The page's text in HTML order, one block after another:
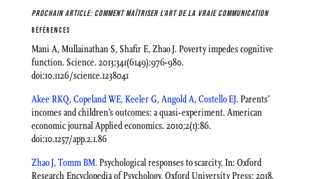
PROCHAIN ARTICLE: COMMENT MAÎTRISER L’ART DE LA VRAIE COMMUNICATION
RÉFÉRENCES
Mani A, Mullainathan S, Shafir E, Zhao J. Poverty impedes cognitive
function. Science. 2013;341(6149):976-980.
doi:10.1126/science.1238041
Akee RKQ, Copeland WE, Keeler G, Angold A, Costello EJ.Parents’
incomes and children’s outcomes: a quasi-experiment. American
economic journal Applied economics. 2010;2(1):86.
doi:10.1257/app.2.1.86
Zhao J, Tomm BM.Psychological responses to scarcity. In: Oxford
Research Encyclopedia of Psychology. Oxford University Press; 2018.